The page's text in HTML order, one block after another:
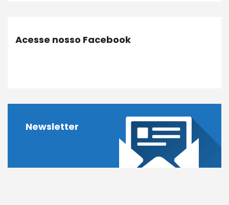
Acesse nosso Facebook
Newsletter